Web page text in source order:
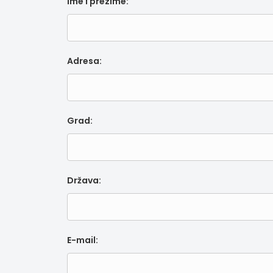
Adresa:
Grad:
Država:
E-mail: